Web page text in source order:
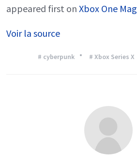
appeared first onXbox One Mag
Voir la source
# cyberpunk # Xbox Series X